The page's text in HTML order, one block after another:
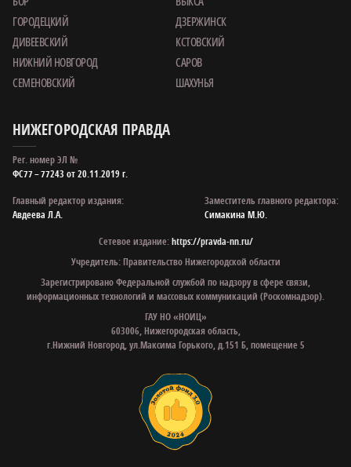
ГОРОДЕЦКИЙ
ДЗЕРЖИНСК
ДИВЕЕВСКИЙ
КСТОВСКИЙ
НИЖНИЙ НОВГОРОД
САРОВ
СЕМЕНОВСКИЙ
ШАХУНЬЯ
НИЖЕГОРОДСКАЯ ПРАВДА
Рег. номер ЭЛ №
ФС77 – 77243 от 20.11.2019 г.
Главный редактор издания:
Авдеева Л.А.
Заместитель главного редактора:
Симакина М.Ю.
Сетевое издание:https://pravda-nn.ru/
Учредитель: Правительство Нижегородской области
Зарегистрировано Федеральной службой по надзору в сфере связи,
информационных технологий и массовых коммуникаций (Роскомнадзор).
ГАУ НО «НОИЦ»
603006, Нижегородская область,
г.Нижний Новгород, ул.Максима Горького, д.151 Б, помещение 5